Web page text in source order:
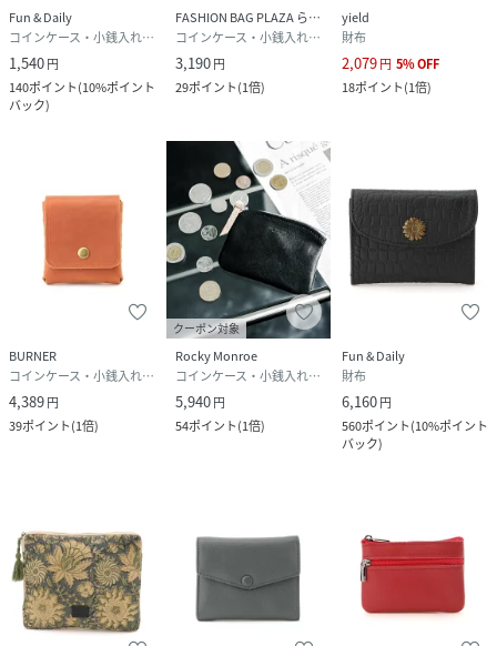
Fun & Daily
コインケース・小銭入れ・札入れ
1,540円
140ポイント(10%ポイント
バック)
FASHION BAG PLAZA らみー
コインケース・小銭入れ・札入れ
3,190円
29ポイント(1倍)
yield
財布
2,079円 5%OFF
18ポイント(1倍)
BURNER
コインケース・小銭入れ・札入れ
4,389円
39ポイント(1倍)
クーポン対象
Rocky Monroe
コインケース・小銭入れ・札入れ
5,940円
54ポイント(1倍)
Fun & Daily
財布
6,160円
560ポイント(10%ポイント
バック)